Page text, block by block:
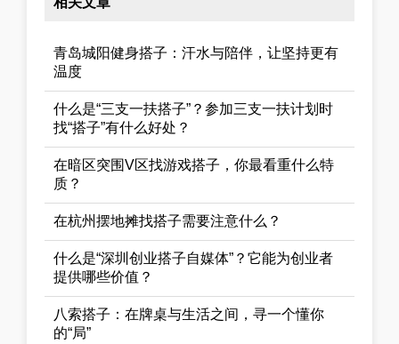
青岛城阳健身搭子：汗水与陪伴，让坚持更有
温度
什么是“三支一扶搭子”？参加三支一扶计划时
找“搭子”有什么好处？
在暗区突围V区找游戏搭子，你最看重什么特
质？
在杭州摆地摊找搭子需要注意什么？
什么是“深圳创业搭子自媒体”？它能为创业者
提供哪些价值？
八索搭子：在牌桌与生活之间，寻一个懂你
的“局”